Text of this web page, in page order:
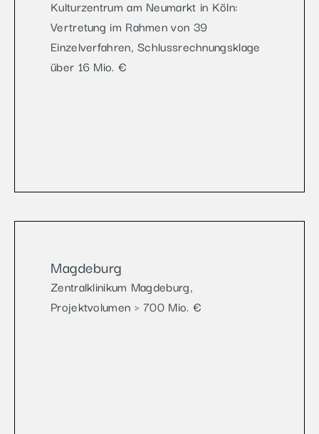
Kulturzentrum am Neumarkt in Köln:
Vertretung im Rahmen von 39
Einzelverfahren, Schlussrechnungsklage
über 16 Mio. €
Magdeburg
Zentralklinikum Magdeburg,
Projektvolumen > 700 Mio. €